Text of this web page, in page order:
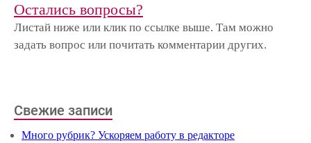
Остались вопросы?
Листай ниже или клик по ссылке выше. Там можно
задать вопрос или почитать комментарии других.
Свежие записи
Много рубрик? Ускоряем работу в редакторе